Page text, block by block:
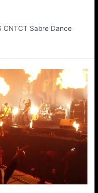
CNTCT Sabre Dance